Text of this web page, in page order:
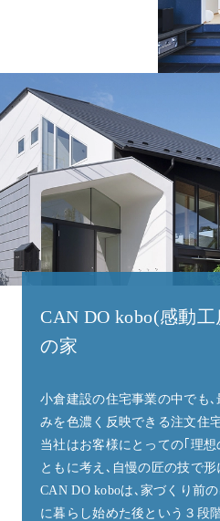
CAN DO kobo(感動
の家
小倉建設の住宅事業の中でも
みを色濃く反映できる注文住
当社はお客様にとっての｢理
ともに考え､自慢の匠の技で形
CAN DO koboは､家づくり前
に暮らし始めた後という３段